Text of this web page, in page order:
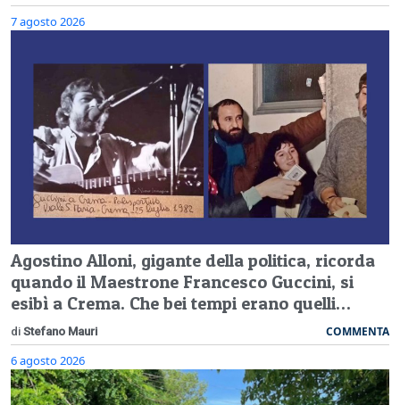
7 agosto 2026
Agostino Alloni, gigante della politica, ricorda
quando il Maestrone Francesco Guccini, si
esibì a Crema. Che bei tempi erano quelli…
di Stefano Mauri COMMENTA
6 agosto 2026